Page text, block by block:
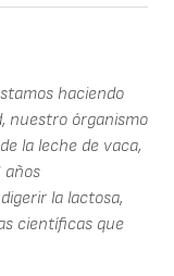
haciendo
nuestro órganismo
la leche de vaca,
años
la lactosa,
científicas que